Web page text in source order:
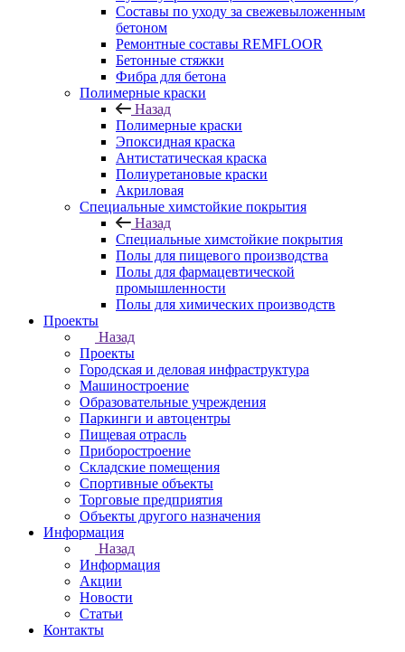
Составы по уходу за свежевыложенным
бетоном
Ремонтные составы REMFLOOR
Бетонные стяжки
Фибра для бетона
Полимерные краски
Назад
Полимерные краски
Эпоксидная краска
Антистатическая краска
Полиуретановые краски
Акриловая
Специальные химстойкие покрытия
Назад
Специальные химстойкие покрытия
Полы для пищевого производства
Полы для фармацевтической
промышленности
Полы для химических производств
Проекты
Назад
Проекты
Городская и деловая инфраструктура
Машиностроение
Образовательные учреждения
Паркинги и автоцентры
Пищевая отрасль
Приборостроение
Складские помещения
Спортивные объекты
Торговые предприятия
Объекты другого назначения
Информация
Назад
Информация
Акции
Новости
Статьи
Контакты